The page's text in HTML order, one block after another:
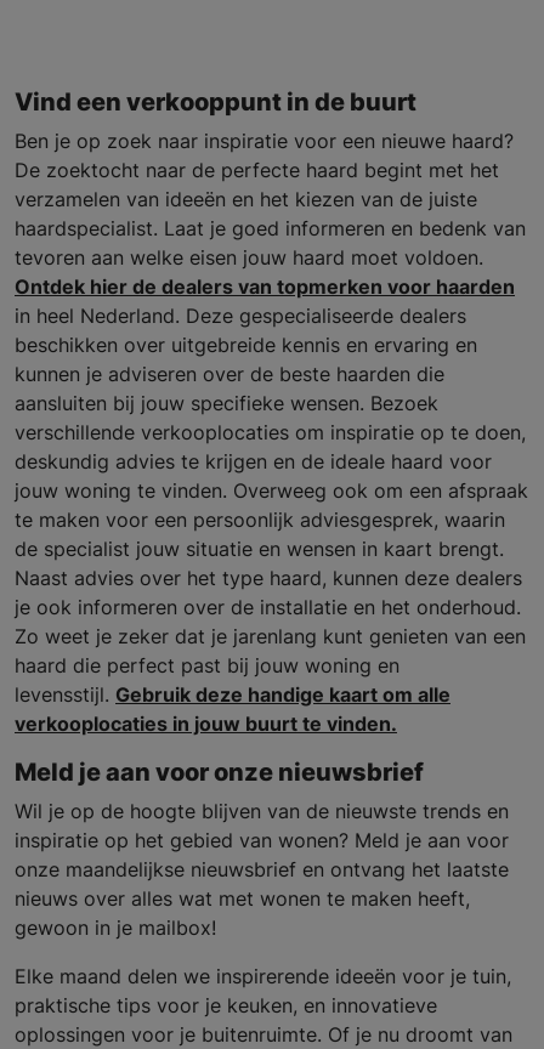
Vind een verkooppunt in de buurt
Ben je op zoek naar inspiratie voor een nieuwe haard?
De zoektocht naar de perfecte haard begint met het
verzamelen van ideeën en het kiezen van de juiste
haardspecialist. Laat je goed informeren en bedenk van
tevoren aan welke eisen jouw haard moet voldoen.
Ontdek hier de dealers van topmerken voor haarden
in heel Nederland. Deze gespecialiseerde dealers
beschikken over uitgebreide kennis en ervaring en
kunnen je adviseren over de beste haarden die
aansluiten bij jouw specifieke wensen. Bezoek
verschillende verkooplocaties om inspiratie op te doen,
deskundig advies te krijgen en de ideale haard voor
jouw woning te vinden. Overweeg ook om een afspraak
te maken voor een persoonlijk adviesgesprek, waarin
de specialist jouw situatie en wensen in kaart brengt.
Naast advies over het type haard, kunnen deze dealers
je ook informeren over de installatie en het onderhoud.
Zo weet je zeker dat je jarenlang kunt genieten van een
haard die perfect past bij jouw woning en
levensstijl. Gebruik deze handige kaart om alle
verkooplocaties in jouw buurt te vinden.
Meld je aan voor onze nieuwsbrief
Wil je op de hoogte blijven van de nieuwste trends en
inspiratie op het gebied van wonen? Meld je aan voor
onze maandelijkse nieuwsbrief en ontvang het laatste
nieuws over alles wat met wonen te maken heeft,
gewoon in je mailbox!
Elke maand delen we inspirerende ideeën voor je tuin,
praktische tips voor je keuken, en innovatieve
oplossingen voor je buitenruimte. Of je nu droomt van